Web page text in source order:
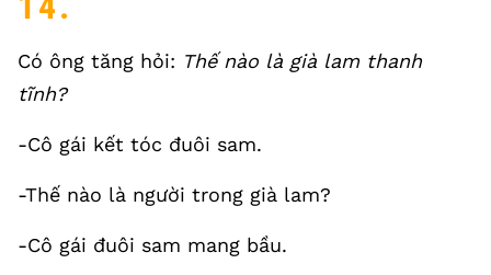
Có ông tăng hỏi: Thế nào là già lam thanh
tĩnh?
-Cô gái kết tóc đuôi sam.
-Thế nào là người trong già lam?
-Cô gái đuôi sam mang bầu.